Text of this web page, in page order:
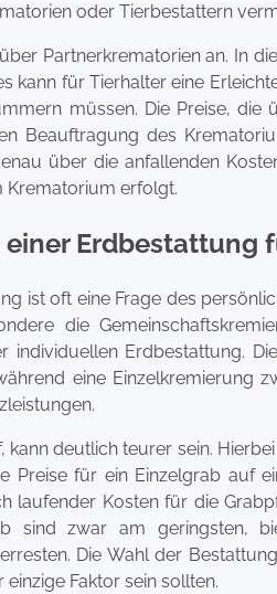
oder Tierbestattern
Partnerkrematorien an. In
kann für Tierhalter eine
müssen. Die Preise, die
Beauftragung des
über die anfallenden
Krematorium erfolgt.
Erdbestattung
ist oft eine Frage des
die
individuellen Erdbestattung.
eine Einzelkremierung
deutlich teurer sein.
Preise für ein Einzelgrab auf
laufender Kosten für die
sind zwar am geringsten,
Die Wahl der
Faktor sein sollten.